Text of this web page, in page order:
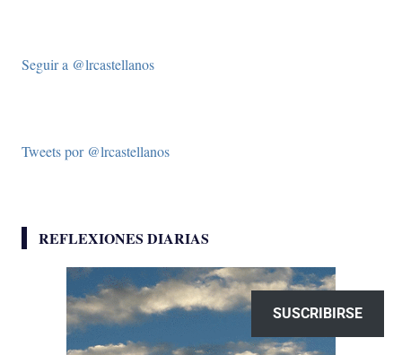
Seguir a @lrcastellanos
Tweets por @lrcastellanos
REFLEXIONES DIARIAS
SUSCRIBIRSE